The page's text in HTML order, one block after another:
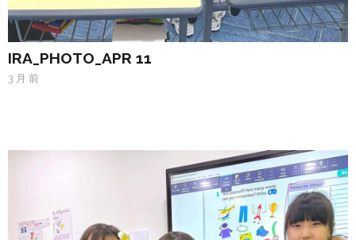
IRA_PHOTO_APR 11
3 月 前